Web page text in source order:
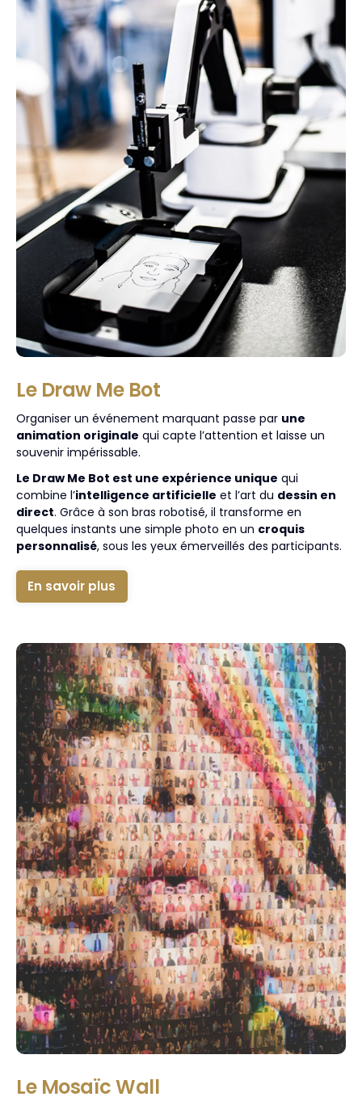
Le Draw Me Bot
Organiser un événement marquant passe par une
animation originale qui capte l’attention et laisse un
souvenir impérissable.
Le Draw Me Bot est une expérience unique qui
combine l’intelligence artificielle et l’art du dessin en
direct. Grâce à son bras robotisé, il transforme en
quelques instants une simple photo en un croquis
personnalisé, sous les yeux émerveillés des participants.
En savoir plus
Le Mosaïc Wall